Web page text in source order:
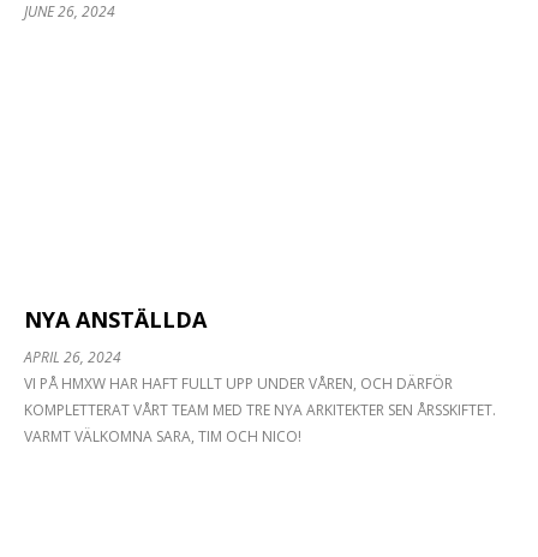
JUNE 26, 2024
NYA ANSTÄLLDA
APRIL 26, 2024
VI PÅ HMXW HAR HAFT FULLT UPP UNDER VÅREN, OCH DÄRFÖR
KOMPLETTERAT VÅRT TEAM MED TRE NYA ARKITEKTER SEN ÅRSSKIFTET.
VARMT VÄLKOMNA SARA, TIM OCH NICO!